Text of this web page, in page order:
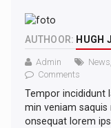
AUTHOOR: HUGH
Admin News
Comments
Tempor incididunt
min veniam
onsequat lorem